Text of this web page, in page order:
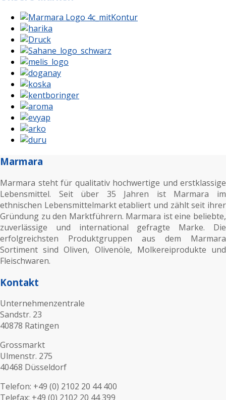
Marmara
Marmara steht für qualitativ hochwertige und erstklassige
Lebensmittel. Seit über 35 Jahren ist Marmara im
ethnischen Lebensmittelmarkt etabliert und zählt seit ihrer
Gründung zu den Marktführern. Marmara ist eine beliebte,
zuverlässige und international gefragte Marke. Die
erfolgreichsten Produktgruppen aus dem Marmara
Sortiment sind Oliven, Olivenöle, Molkereiprodukte und
Fleischwaren.
Kontakt
Unternehmenzentrale
Sandstr. 23
40878 Ratingen
Grossmarkt
Ulmenstr. 275
40468 Düsseldorf
Telefon: +49 (0) 2102 20 44 400
Telefax: +49 (0) 2102 20 44 399